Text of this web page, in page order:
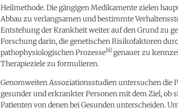
Heilmethode. Die gängigen Medikamente zielen
Abbau zu verlangsamen und bestimmte
Entstehung der Krankheit weiter auf den Grund zu
Forschung darin, die genetischen Risikofaktoren
pathophysiologischen Prozesse[ii] genauer zu
Therapieziele zu formulieren.
Genomweiten Assoziationsstudien untersuchen die
gesunder und erkrankter Personen mit dem Ziel, ob
Patienten von denen bei Gesunden unterscheiden.